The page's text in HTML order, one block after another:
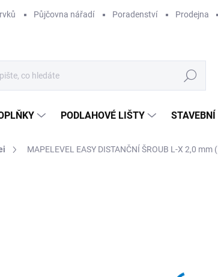
Půjčovna nářadí Poradenství Prodejna
Hledat
PODLAHOVÉ LIŠTY
MAPELEVEL EASY DISTANČNÍ ŠROUB L-X 2,0